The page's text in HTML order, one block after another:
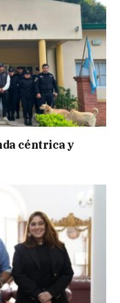
céntrica y